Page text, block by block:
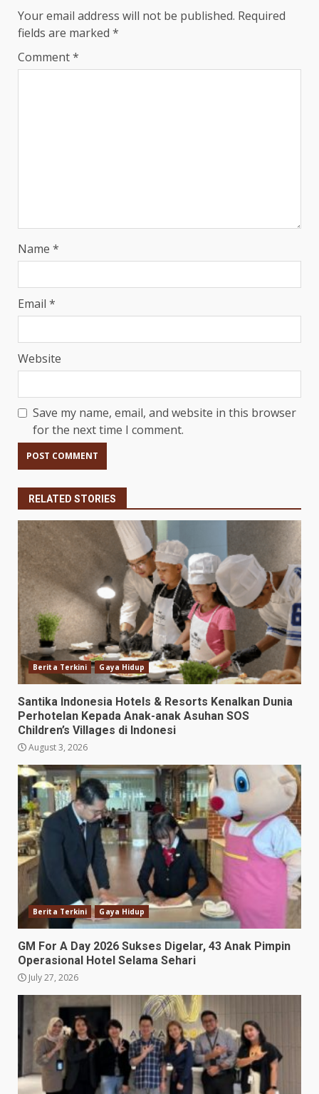
Your email address will not be published. Required
fields are marked *
Comment*
Name *
Email *
Website
Save my name, email, and website in this browser
for the next time I comment.
RELATED STORIES
Berita Terkini Gaya Hidup
Santika Indonesia Hotels & Resorts Kenalkan Dunia
Perhotelan Kepada Anak-anak Asuhan SOS
Children’s Villages di Indonesi
August 3, 2026
Berita Terkini Gaya Hidup
GM For A Day 2026 Sukses Digelar, 43 Anak Pimpin
Operasional Hotel Selama Sehari
July 27, 2026